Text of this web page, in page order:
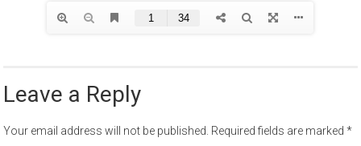
Leave a Reply
Your email address will not be published. Required fields are marked*